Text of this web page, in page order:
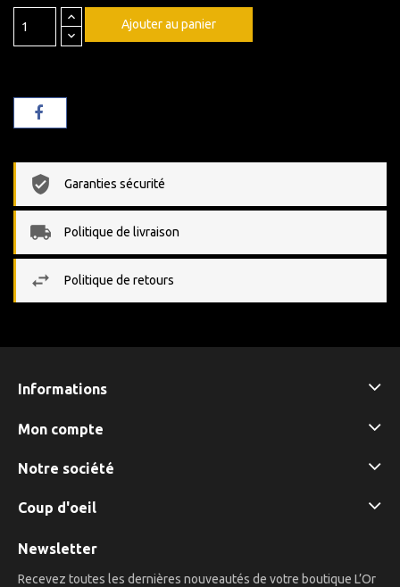
Ajouter au panier
Garanties sécurité
Politique de livraison
Politique de retours
Informations
Mon compte
Notre société
Coup d'oeil
Newsletter
Recevez toutes les dernières nouveautés de votre boutique L’Or